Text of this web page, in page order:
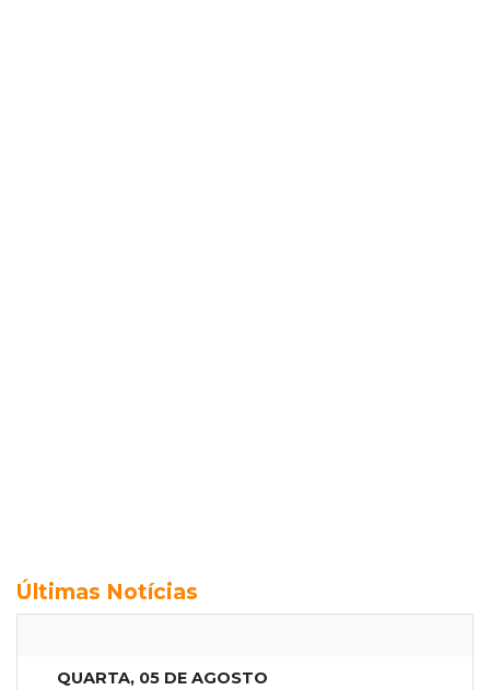
Últimas Notícias
QUARTA, 05 DE AGOSTO